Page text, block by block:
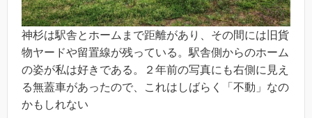
神杉は駅舎とホームまで距離があり、その間には旧貨
物ヤードや留置線が残っている。駅舎側からのホーム
の姿が私は好きである。２年前の写真にも右側に見え
る無蓋車があったので、これはしばらく「不動」なの
かもしれない